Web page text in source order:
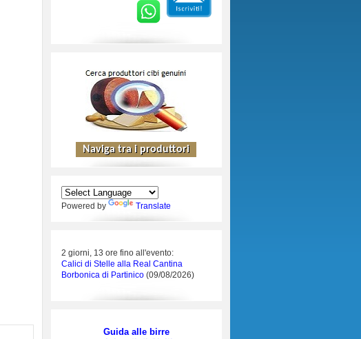
Powered by Translate
2 giorni, 13 ore fino all'evento:
Calici di Stelle alla Real Cantina
Borbonica di Partinico (09/08/2026)
Guida alle birre